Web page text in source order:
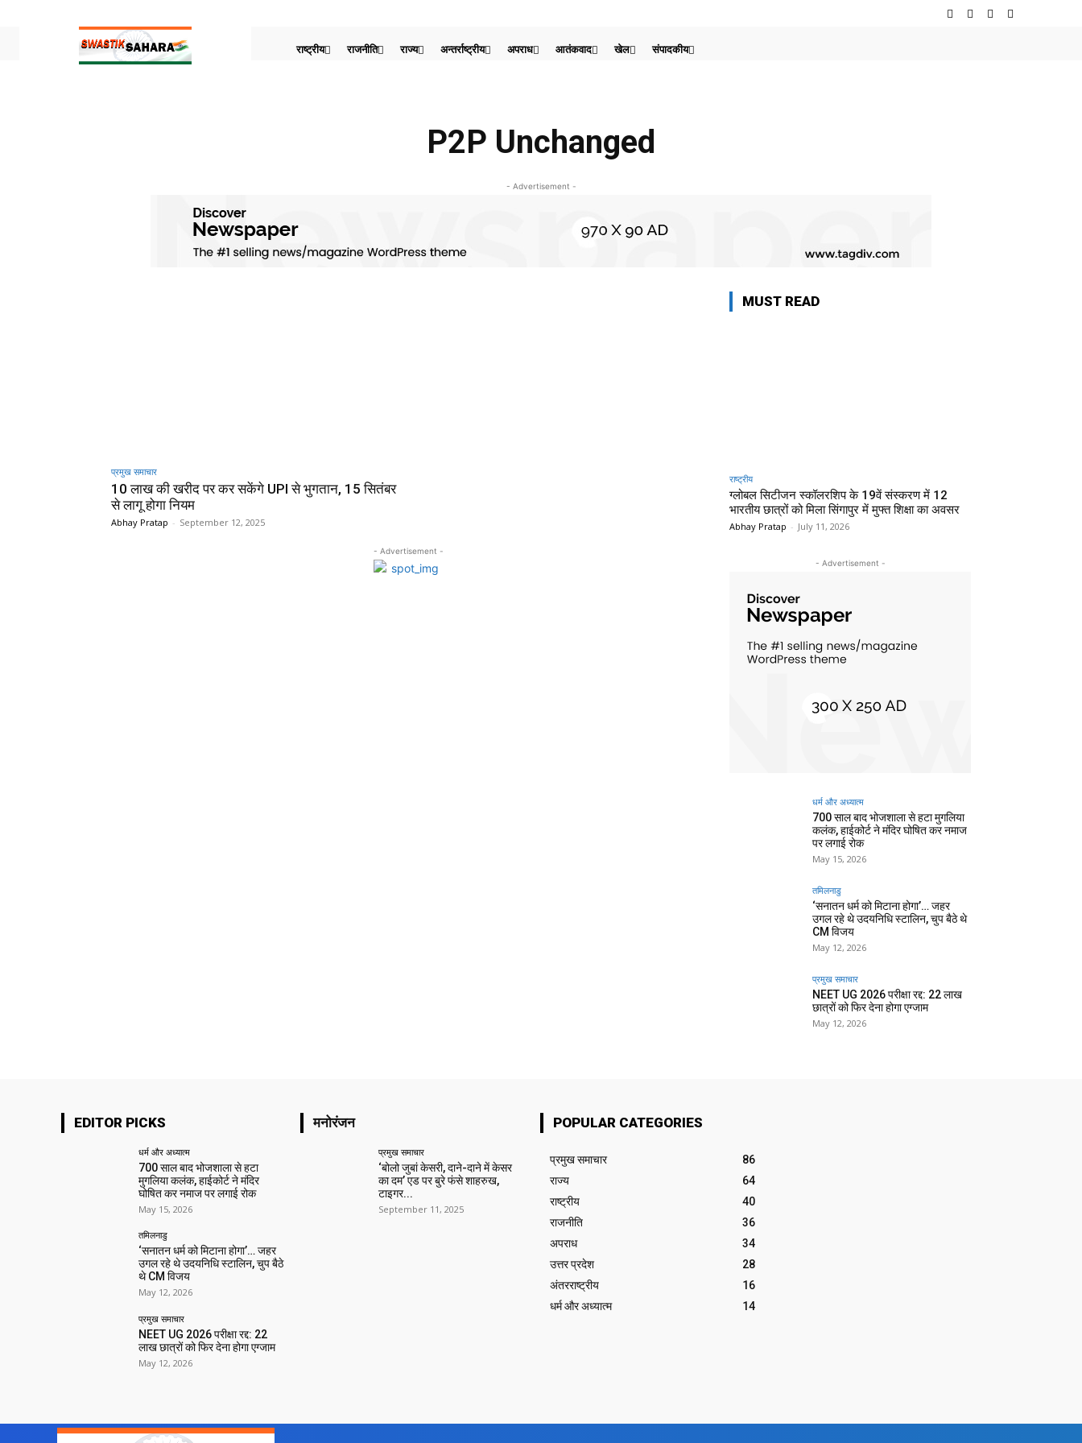
राष्ट्रीय राजनीति राज्य अन्तर्राष्ट्रीय अपराध आतंकवाद खेल संपादकीय
P2P Unchanged
- Advertisement -
प्रमुख समाचार‎
10 लाख की खरीद पर कर सकेंगे UPI से भुगतान, 15 सितंबर
से लागू होगा नियम
Abhay Pratap - September 12, 2025
- Advertisement -
MUST READ
राष्ट्रीय
ग्लोबल सिटीजन स्कॉलरशिप के 19वें संस्करण में 12
भारतीय छात्रों को मिला सिंगापुर में मुफ्त शिक्षा का अवसर
Abhay Pratap - July 11, 2026
- Advertisement -
धर्म और अध्यात्म
700 साल बाद भोजशाला से हटा मुगलिया
कलंक, हाईकोर्ट ने मंदिर घोषित कर नमाज
पर लगाई रोक
May 15, 2026
तमिलनाडु
‘सनातन धर्म को मिटाना होगा’… जहर
उगल रहे थे उदयनिधि स्टालिन, चुप बैठे थे
CM विजय
May 12, 2026
प्रमुख समाचार‎
NEET UG 2026 परीक्षा रद्द: 22 लाख
छात्रों को फिर देना होगा एग्जाम
May 12, 2026
EDITOR PICKS
धर्म और अध्यात्म
700 साल बाद भोजशाला से हटा
मुगलिया कलंक, हाईकोर्ट ने मंदिर
घोषित कर नमाज पर लगाई रोक
May 15, 2026
तमिलनाडु
‘सनातन धर्म को मिटाना होगा’… जहर
उगल रहे थे उदयनिधि स्टालिन, चुप बैठे
थे CM विजय
May 12, 2026
प्रमुख समाचार‎
NEET UG 2026 परीक्षा रद्द: 22
लाख छात्रों को फिर देना होगा एग्जाम
May 12, 2026
मनोरंजन
प्रमुख समाचार‎
‘बोलो जुबां केसरी, दाने-दाने में केसर
का दम’ एड पर बुरे फंसे शाहरुख,
टाइगर...
September 11, 2025
POPULAR CATEGORIES
प्रमुख समाचार‎
86
राज्य
64
राष्ट्रीय
40
राजनीति
36
अपराध
34
उत्तर प्रदेश
28
अंतरराष्ट्रीय
16
धर्म और अध्यात्म
14